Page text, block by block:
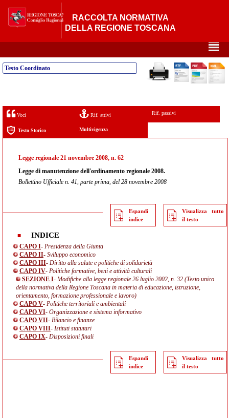
RACCOLTA NORMATIVA
DELLA REGIONE TOSCANA
²
Testo Coordinato
Voci Rif. attivi Rif. passivi
Testo Storico Multivigenza
Legge regionale 21 novembre 2008, n. 62
Legge di manutenzione dell'ordinamento regionale 2008.
Bollettino Ufficiale n. 41, parte prima, del 28 novembre 2008
Espandi
indice
Visualizza tutto
il testo
INDICE
CAPO I- Presidenza della Giunta
CAPO II- Sviluppo economico
CAPO III- Diritto alla salute e politiche di solidarietà
CAPO IV- Politiche formative, beni e attività culturali
SEZIONE I- Modifiche alla legge regionale 26 luglio 2002, n. 32 (Testo unico
della normativa della Regione Toscana in materia di educazione, istruzione,
orientamento, formazione professionale e lavoro)
CAPO V- Politiche territoriali e ambientali
CAPO VI- Organizzazione e sistema informativo
CAPO VII- Bilancio e finanze
CAPO VIII- Istituti statutari
CAPO IX- Disposizioni finali
Espandi
indice
Visualizza tutto
il testo